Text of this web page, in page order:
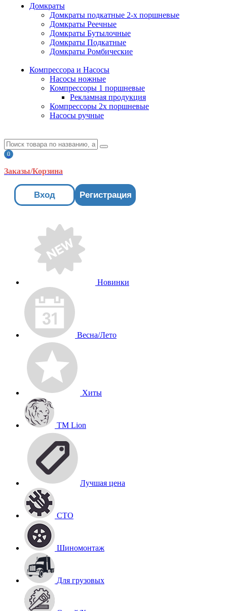
Домкраты
Домкраты подкатные 2-х поршневые
Домкраты Реечные
Домкраты Бутылочные
Домкраты Подкатные
Домкраты Ромбические
Компрессора и Насосы
Насосы ножные
Компрессоры 1 поршневые
Рекламная продукция
Компрессоры 2х поршневые
Насосы ручные
0
Заказы/Корзина
Вход Регистрация
Новинки
Весна/Лето
Хиты
TM Lion
Лучшая цена
СТО
Шиномонтаж
Для грузовых